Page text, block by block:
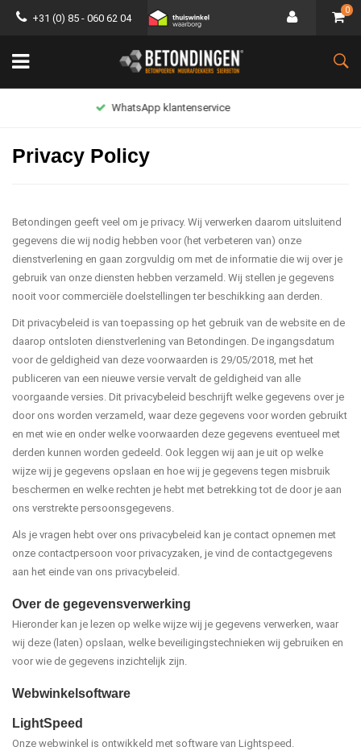
+31 (0) 85 - 060 62 04
0
Lage verzendkosten
Privacy Policy
Betondingen geeft veel om je privacy. Wij verwerken daarom uitsluitend
gegevens die wij nodig hebben voor (het verbeteren van) onze
dienstverlening en gaan zorgvuldig om met de informatie die wij over je
gebruik van onze diensten hebben verzameld. Wij stellen je gegevens
nooit voor commerciële doelstellingen ter beschikking aan derden.
Dit privacybeleid is van toepassing op het gebruik van de website en de
daarop ontsloten dienstverlening van Betondingen. De ingangsdatum
voor de geldigheid van deze voorwaarden is 29/05/2018, met het
publiceren van een nieuwe versie vervalt de geldigheid van alle
voorgaande versies. Dit privacybeleid beschrijft welke gegevens over je
door ons worden verzameld, waar deze gegevens voor worden gebruikt
en met wie en onder welke voorwaarden deze gegevens eventueel met
derden kunnen worden gedeeld. Ook leggen wij aan je uit op welke
wijze wij je gegevens opslaan en hoe wij je gegevens tegen misbruik
beschermen en welke rechten je hebt met betrekking tot de door je aan
ons verstrekte persoonsgegevens.
Als je vragen hebt over ons privacybeleid kan je contact opnemen met
onze contactpersoon voor privacyzaken, je vind de contactgegevens
aan het einde van ons privacybeleid.
Over de gegevensverwerking
Hieronder kan je lezen op welke wijze wij je gegevens verwerken, waar
wij deze (laten) opslaan, welke beveiligingstechnieken wij gebruiken en
voor wie de gegevens inzichtelijk zijn.
Webwinkelsoftware
LightSpeed
Onze webwinkel is ontwikkeld met software van Lightspeed.